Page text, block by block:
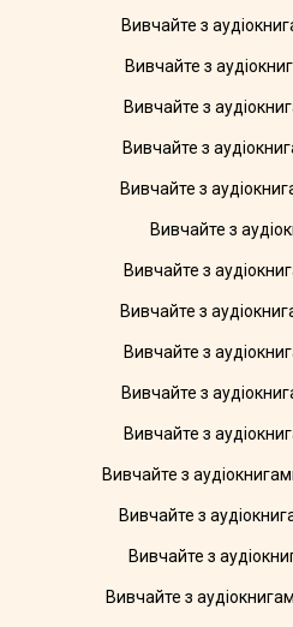
Вивчайте з
Вивчайте з
Вивчайте з
Вивчайте з
Вивчайте з
Вивчайте з
Вивчайте з
Вивчайте з
Вивчайте з
Вивчайте з
Вивчайте з
Вивчайте з
Вивчайте з
Вивчайте з
Вивчайте з